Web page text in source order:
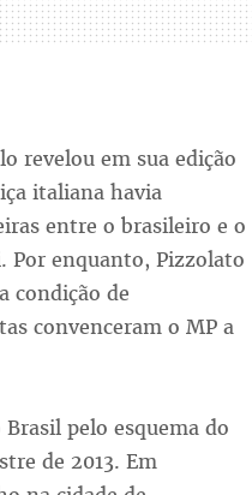
revelou em sua edição
italiana havia
entre o brasileiro e o
Por enquanto, Pizzolato
condição de
convenceram o MP a
pelo esquema do
de 2013. Em